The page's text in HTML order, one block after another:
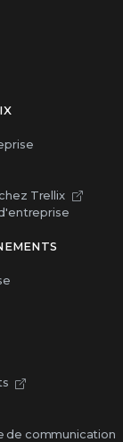
Trellix
de communication